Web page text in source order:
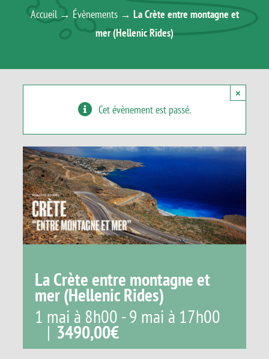
TUTOS
Accueil→ Évènements→ La Crète entre montagne et
mer (Hellenic Rides)
Cet évènement est passé.
×
La Crète entre montagne et
mer (Hellenic Rides)
1 mai à 8h00 -9 mai à 17h00
| 3490,00€